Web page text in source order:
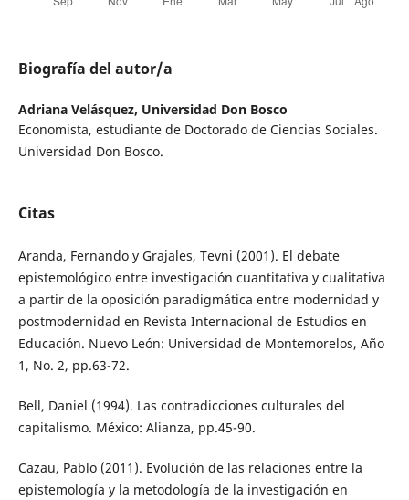
Biografía del autor/a
Adriana Velásquez, Universidad Don Bosco
Economista, estudiante de Doctorado de Ciencias Sociales.
Universidad Don Bosco.
Citas
Aranda, Fernando y Grajales, Tevni (2001). El debate
epistemológico entre investigación cuantitativa y cualitativa
a partir de la oposición paradigmática entre modernidad y
postmodernidad en Revista Internacional de Estudios en
Educación. Nuevo León: Universidad de Montemorelos, Año
1, No. 2, pp.63-72.
Bell, Daniel (1994). Las contradicciones culturales del
capitalismo. México: Alianza, pp.45-90.
Cazau, Pablo (2011). Evolución de las relaciones entre la
epistemología y la metodología de la investigación en